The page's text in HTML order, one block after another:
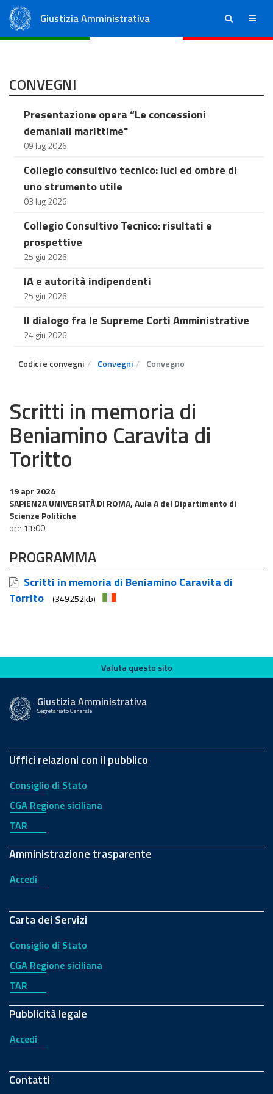
Giustizia Amministrativa ricerca menu
CONVEGNI
Presentazione opera “Le concessioni
demaniali marittime"
09 lug 2026
Collegio consultivo tecnico: luci ed ombre di
uno strumento utile
03 lug 2026
Collegio Consultivo Tecnico: risultati e
prospettive
25 giu 2026
IA e autorità indipendenti
25 giu 2026
Il dialogo fra le Supreme Corti Amministrative
24 giu 2026
Codici e convegni Convegni Convegno
Scritti in memoria di
Beniamino Caravita di
Toritto
19 apr 2024
SAPIENZA UNIVERSITÀ DI ROMA, Aula A del Dipartimento di
Scienze Politiche
ore 11:00
PROGRAMMA
Scritti in memoria di Beniamino Caravita di
Torrito
(349252kb)
Valuta questo sito
Valuta questo sito
Giustizia Amministrativa
Segretariato Generale
Uffici relazioni con il pubblico
Consiglio di Stato
CGA Regione siciliana
TAR
Amministrazione trasparente
Accedi
Carta dei Servizi
Consiglio di Stato
CGA Regione siciliana
TAR
Pubblicità legale
Accedi
Contatti